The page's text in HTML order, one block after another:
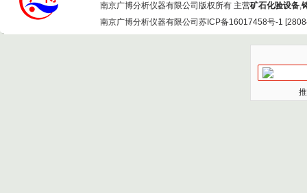
南京广博分析仪器有限公司版权所有 主营矿石化验设备,
南京广博分析仪器有限公司 苏ICP备16017458号-1 [